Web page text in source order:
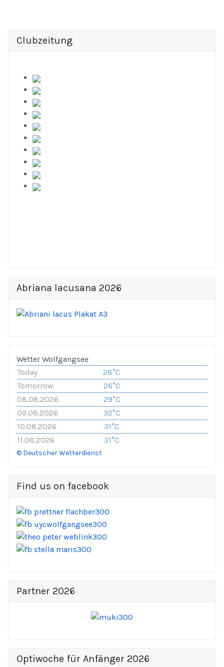
Clubzeitung
Abriana lacusana 2026
Wetter Wolfgangsee
Today
28°C
Tomorrow
26°C
08.08.2026
29°C
09.08.2026
32°C
10.08.2026
31°C
11.08.2026
31°C
© Deutscher Wetterdienst
Find us on facebook
Partner 2026
Optiwoche für Anfänger 2026